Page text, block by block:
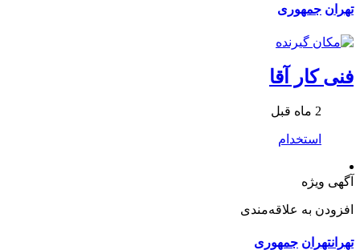
تهران جمهوری
فنی کار آقا
2 ماه قبل
استخدام
آگهی ویژه
افزودن به علاقه‌مندی
تهرانتهران جمهوری